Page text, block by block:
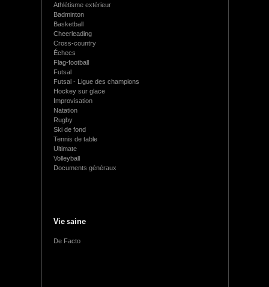
Athlétisme extérieur
Badminton
Basketball
Cheerleading
Cross-country
Échecs
Flag-football
Futsal
Futsal - Ligue des champions
Hockey sur glace
Improvisation
Natation
Rugby
Ski de fond
Tennis de table
Ultimate
Volleyball
Documents généraux
Vie saine
De Facto